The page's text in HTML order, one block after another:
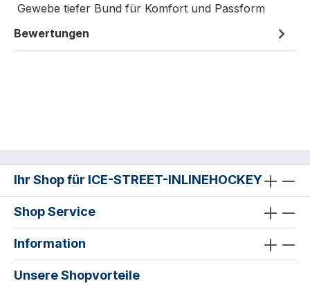
Gewebe tiefer Bund für Komfort und Passform
Bewertungen
Ihr Shop für ICE-STREET-INLINEHOCKEY
Shop Service
Information
Unsere Shopvorteile